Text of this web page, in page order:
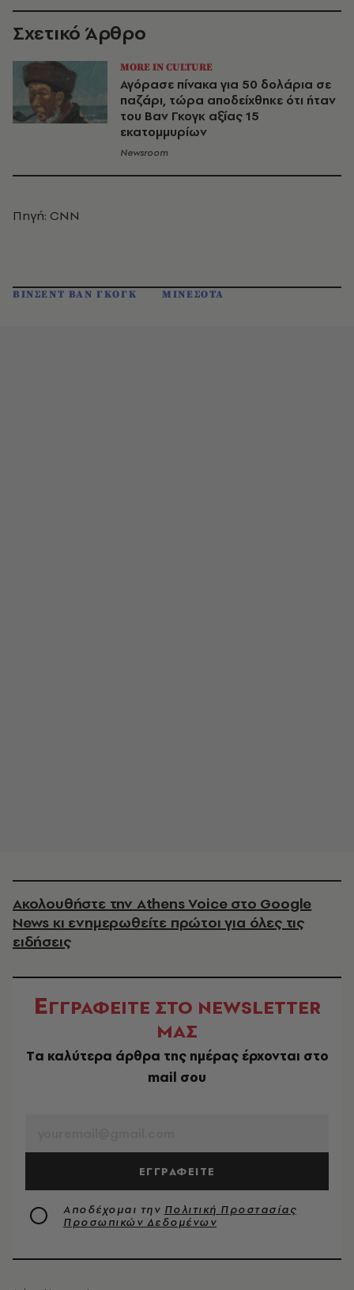
Σχετικό Άρθρο
MORE IN CULTURE
Αγόρασε πίνακα για 50 δολάρια σε
παζάρι, τώρα αποδείχθηκε ότι ήταν
του Βαν Γκογκ αξίας 15
εκατομμυρίων
Newsroom
Πηγή: CNN
ΒΙΝΣΕΝΤ ΒΑΝ ΓΚΟΓΚ ΜΙΝΕΣΟΤΑ
Ακολουθήστε την Athens Voice στο Google
News κι ενημερωθείτε πρώτοι για όλες τις
ειδήσεις
ΕΓΓΡΑΦΕΙΤΕ ΣΤΟ NEWSLETTER
ΜΑΣ
Tα καλύτερα άρθρα της ημέρας έρχονται στο
mail σου
ΕΓΓΡΑΦΕΙΤΕ
Αποδέχομαι την Πολιτική Προστασίας
Προσωπικών Δεδομένων